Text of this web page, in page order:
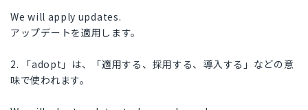
We will apply updates.
アップデートを適用します。
2. 「adopt」は、「適用する、採用する、導入する」などの意
味で使われます。